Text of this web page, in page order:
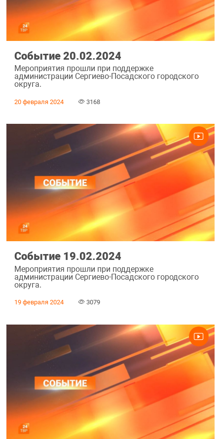
Событие 20.02.2024
Мероприятия прошли при поддержке
администрации Сергиево-Посадского городского
округа.
20 февраля 2024 3168
Событие 19.02.2024
Мероприятия прошли при поддержке
администрации Сергиево-Посадского городского
округа.
19 февраля 2024 3079